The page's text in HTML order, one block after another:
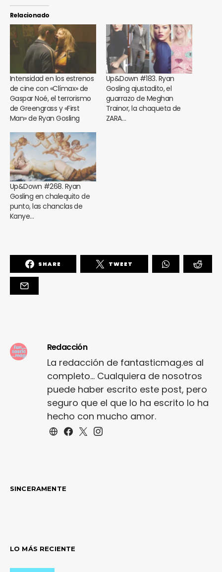
Relacionado
Intensidad en los estrenos
de cine con «Clímax» de
Gaspar Noé, el terrorismo
de Greengrass y «First
Man» de Ryan Gosling
Up&Down #183. Ryan
Gosling ajustadito, el
guarrazo de Meghan
Trainor, la chaqueta de
ZARA…
Up&Down #268. Ryan
Gosling en chalequito de
punto, las chanclas de
Kanye…
SHARE TWEET
Redacción
La redacción de fantasticmag.es al
completo... Cualquiera de nosotros
puede haber escrito este post, pero
seguro que el que lo ha escrito lo ha
hecho con mucho amor.
SINCERAMENTE
LO MÁS RECIENTE